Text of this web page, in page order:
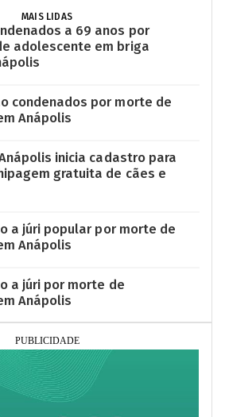
MAIS LIDAS
a 69 anos por
adolescente em briga
condenados por morte de
Anápolis
inicia cadastro para
gratuita de cães e
a júri popular por morte de
Anápolis
a júri por morte de
Anápolis